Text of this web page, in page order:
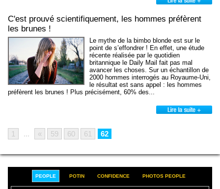
C'est prouvé scientifiquement, les hommes préfèrent
les brunes !
Le mythe de la bimbo blonde est sur le
point de s’effondrer ! En effet, une étude
récente réalisée par le quotidien
britannique le Daily Mail fait pas mal
avancer les choses. Sur un échantillon de
2000 hommes interrogés au Royaume-Uni,
le résultat est sans appel : les hommes
préfèrent les brunes ! Plus précisément, 60% des...
1 ... « 59 60 61 62
PEOPLE POTIN CONFIDENCE PHOTOS PEOPLE